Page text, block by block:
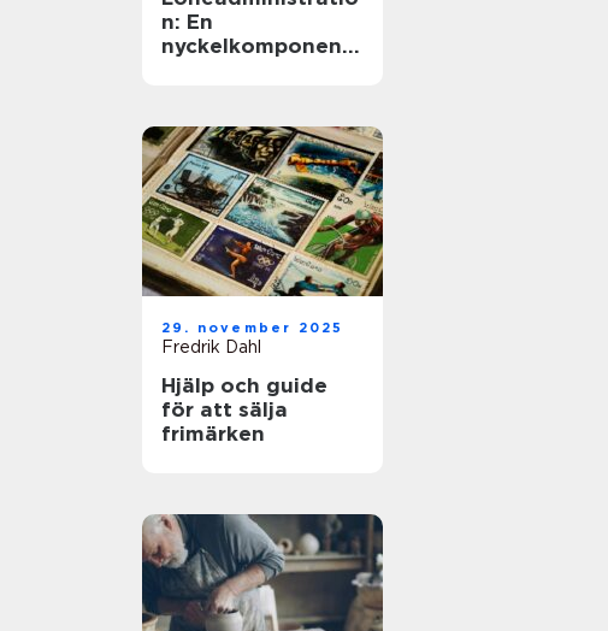
n: En
nyckelkomponent
29. november 2025
Fredrik Dahl
Hjälp och guide
för att sälja
frimärken